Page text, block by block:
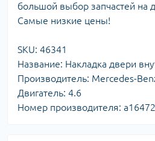
большой выбор запчастей на
Самые низкие цены!
SKU: 46341
Название: Накладка двери
Производитель: Mercedes-
Двигатель: 4.6
Номер производителя: